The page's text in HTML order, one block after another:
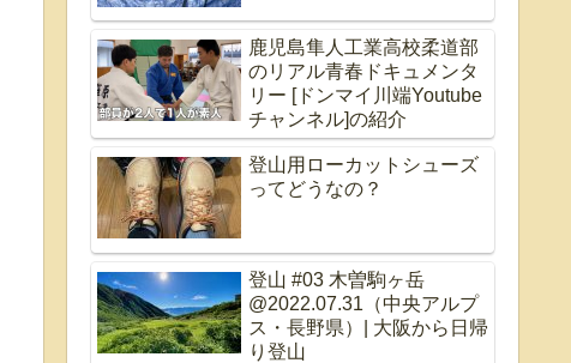
鹿児島隼人工業高校柔道部
のリアル青春ドキュメンタ
リー [ドンマイ川端Youtube
チャンネル]の紹介
登山用ローカットシューズ
ってどうなの？
登山 #03 木曽駒ヶ岳
@2022.07.31（中央アルプ
ス・長野県）| 大阪から日帰
り登山